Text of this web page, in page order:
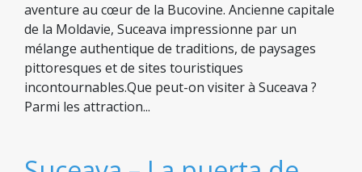
aventure au cœur de la Bucovine. Ancienne capitale
de la Moldavie, Suceava impressionne par un
mélange authentique de traditions, de paysages
pittoresques et de sites touristiques
incontournables.Que peut-on visiter à Suceava ?
Parmi les attraction...